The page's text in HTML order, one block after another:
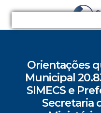
Orientações
Municipal
SIMECS e
Secretaria